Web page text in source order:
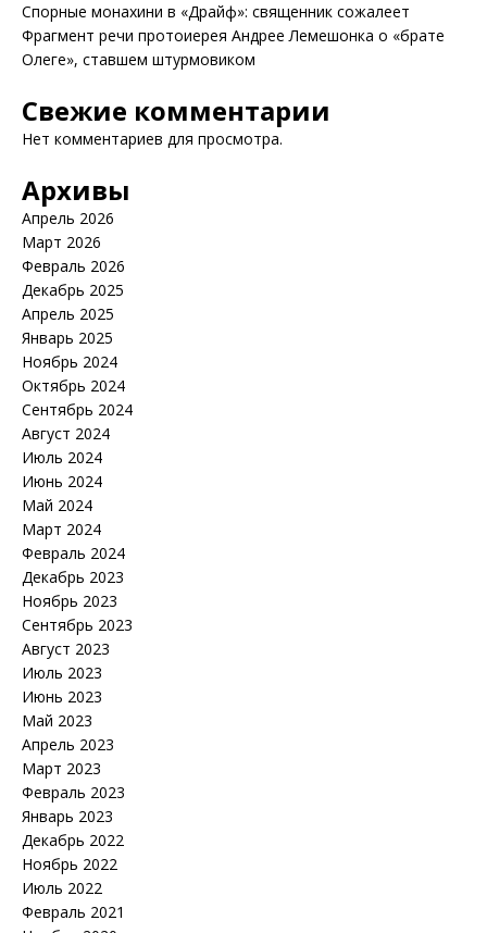
Спорные монахини в «Драйф»: священник сожалеет
Фрагмент речи протоиерея Андрее Лемешонка о «брате
Олеге», ставшем штурмовиком
Свежие комментарии
Нет комментариев для просмотра.
Архивы
Апрель 2026
Март 2026
Февраль 2026
Декабрь 2025
Апрель 2025
Январь 2025
Ноябрь 2024
Октябрь 2024
Сентябрь 2024
Август 2024
Июль 2024
Июнь 2024
Май 2024
Март 2024
Февраль 2024
Декабрь 2023
Ноябрь 2023
Сентябрь 2023
Август 2023
Июль 2023
Июнь 2023
Май 2023
Апрель 2023
Март 2023
Февраль 2023
Январь 2023
Декабрь 2022
Ноябрь 2022
Июль 2022
Февраль 2021